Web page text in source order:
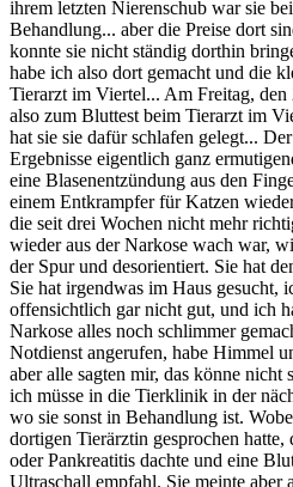
ihrem letzten Nierenschub war sie
Behandlung... aber die Preise dort
konnte sie nicht ständig dorthin
habe ich also dort gemacht und die
Tierarzt im Viertel... Am Freitag,
also zum Bluttest beim Tierarzt im
hat sie sie dafür schlafen gelegt...
Ergebnisse eigentlich ganz
eine Blasenentzündung aus den
einem Entkrampfer für Katzen
die seit drei Wochen nicht mehr
wieder aus der Narkose wach war,
der Spur und desorientiert. Sie hat
Sie hat irgendwas im Haus gesucht,
offensichtlich gar nicht gut, und ich
Narkose alles noch schlimmer
Notdienst angerufen, habe Himmel
aber alle sagten mir, das könne nicht
ich müsse in die Tierklinik in der
wo sie sonst in Behandlung ist.
dortigen Tierärztin gesprochen
oder Pankreatitis dachte und eine
Ultraschall empfahl. Sie meinte aber